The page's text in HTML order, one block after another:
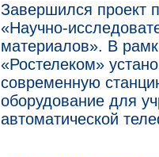
Завершился проект
«Научно-
материалов». В
«Ростелеком»
современную
оборудование для
автоматической